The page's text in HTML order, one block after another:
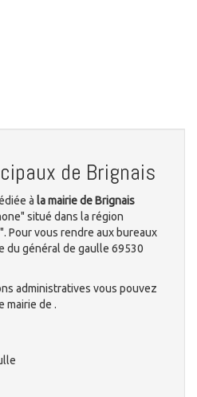
de Brignais
à la mairie de Brignais
situé dans la région
Pour vous rendre aux bureaux
du général de gaulle 69530
administratives vous pouvez
mairie de .